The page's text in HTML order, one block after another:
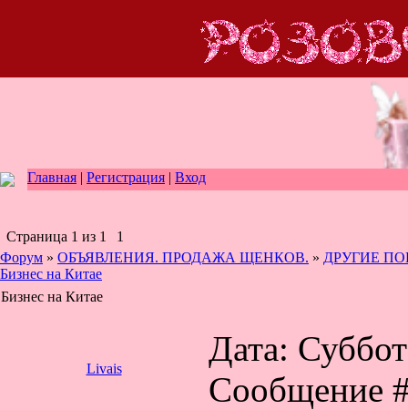
Главная | Регистрация | Вход
Страница 1 из 1
1
Форум » ОБЪЯВЛЕНИЯ. ПРОДАЖА ЩЕНКОВ. » ДРУГИЕ
Бизнес на Китае
Бизнес на Китае
Livais
Дата:
Сообщение